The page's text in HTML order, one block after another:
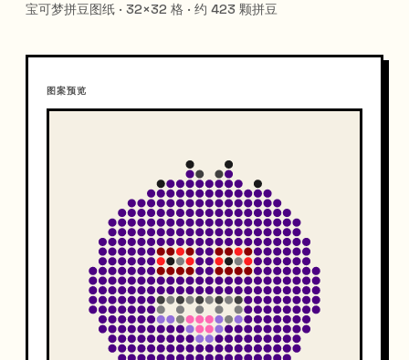
宝可梦拼豆图纸 · 32×32 格 · 约 423 颗拼豆
图案预览